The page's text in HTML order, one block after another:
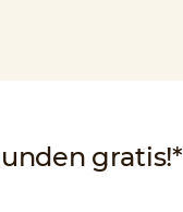
gratis!*